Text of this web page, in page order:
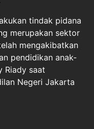
tindak pidana
merupakan sektor
mengakibatkan
pendidikan anak-
Riady saat
Negeri Jakarta